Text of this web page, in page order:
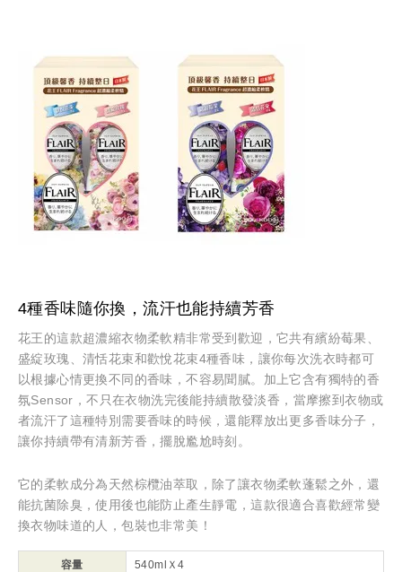
4種香味隨你換，流汗也能持續芳香
花王的這款超濃縮衣物柔軟精非常受到歡迎，它共有繽紛莓果、
盛綻玫瑰、清恬花束和歡悅花束4種香味，讓你每次洗衣時都可
以根據心情更換不同的香味，不容易聞膩。加上它含有獨特的香
氛Sensor，不只在衣物洗完後能持續散發淡香，當摩擦到衣物或
者流汗了這種特別需要香味的時候，還能釋放出更多香味分子，
讓你持續帶有清新芳香，擺脫尷尬時刻。
它的柔軟成分為天然棕欖油萃取，除了讓衣物柔軟蓬鬆之外，還
能抗菌除臭，使用後也能防止產生靜電，這款很適合喜歡經常變
換衣物味道的人，包裝也非常美！
容量 540mlＸ4